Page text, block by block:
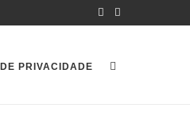
PRIVACIDADE